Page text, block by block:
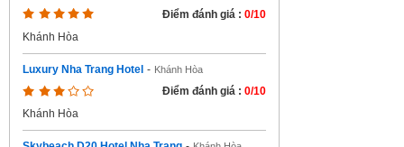
Điểm đánh giá : 0/10
Khánh Hòa
Luxury Nha Trang Hotel - Khánh Hòa
Điểm đánh giá : 0/10
Khánh Hòa